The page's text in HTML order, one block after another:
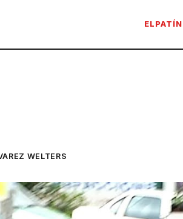
WELTERS